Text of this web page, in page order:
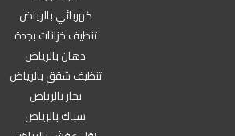
كهربائي بالرياض
تنظيف خزانات بجدة
دهان بالرياض
تنظيف شقق بالرياض
نجار بالرياض
سباك بالرياض